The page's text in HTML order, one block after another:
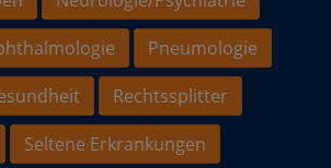
Pneumologie
Rechtssplitter
Seltene Erkrankungen